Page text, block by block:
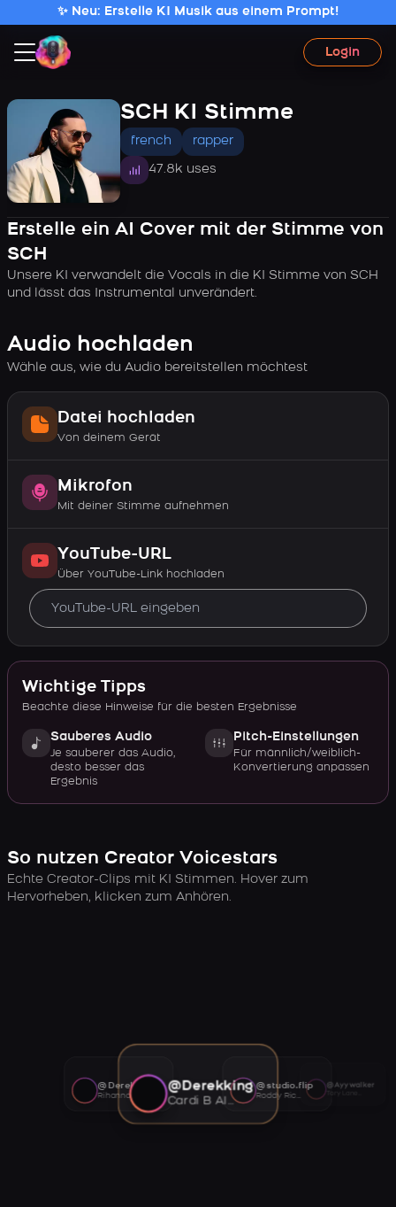
✨ Neu: Erstelle KI Musik aus einem Prompt!
Login
SCH KI Stimme
french rapper
47.8k uses
Erstelle ein AI Cover mit der Stimme von
SCH
Unsere KI verwandelt die Vocals in die KI Stimme von SCH
und lässt das Instrumental unverändert.
Audio hochladen
Wähle aus, wie du Audio bereitstellen möchtest
Datei hochladen
Von deinem Gerät
Mikrofon
Mit deiner Stimme aufnehmen
YouTube-URL
Über YouTube-Link hochladen
Wichtige Tipps
Beachte diese Hinweise für die besten Ergebnisse
Sauberes Audio
Je sauberer das Audio,
desto besser das
Ergebnis
Pitch-Einstellungen
Für männlich/weiblich-
Konvertierung anpassen
So nutzen Creator Voicestars
Echte Creator-Clips mit KI Stimmen. Hover zum
Hervorheben, klicken zum Anhören.
@Derekking
Cardi B AI voice
@studio.flip
Roddy Ricch AI voice
@Ayywalker
@Derekking
Rihanna AI voice